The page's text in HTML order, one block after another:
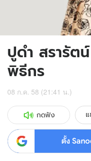
ปูดำ สรารัต
พิธีกร
08 ก.ค. 58 (21:41 น.)
กดฟัง
ตั้ง